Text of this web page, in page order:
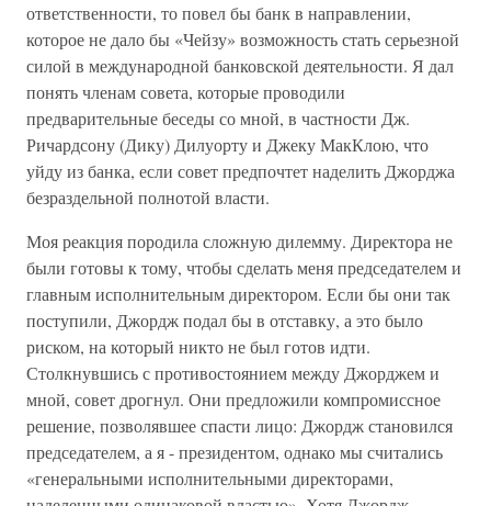
ответственности, то повел бы банк в направлении,
которое не дало бы «Чейзу» возможность стать серьезной
силой в международной банковской деятельности. Я дал
понять членам совета, которые проводили
предварительные беседы со мной, в частности Дж.
Ричардсону (Дику) Дилуорту и Джеку МакКлою, что
уйду из банка, если совет предпочтет наделить Джорджа
безраздельной полнотой власти.
Моя реакция породила сложную дилемму. Директора не
были готовы к тому, чтобы сделать меня председателем и
главным исполнительным директором. Если бы они так
поступили, Джордж подал бы в отставку, а это было
риском, на который никто не был готов идти.
Столкнувшись с противостоянием между Джорджем и
мной, совет дрогнул. Они предложили компромиссное
решение, позволявшее спасти лицо: Джордж становился
председателем, а я - президентом, однако мы считались
«генеральными исполнительными директорами,